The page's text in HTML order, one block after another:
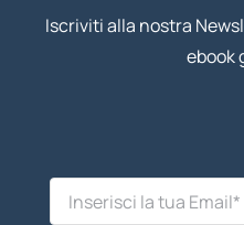
Iscriviti alla nostra
ebook